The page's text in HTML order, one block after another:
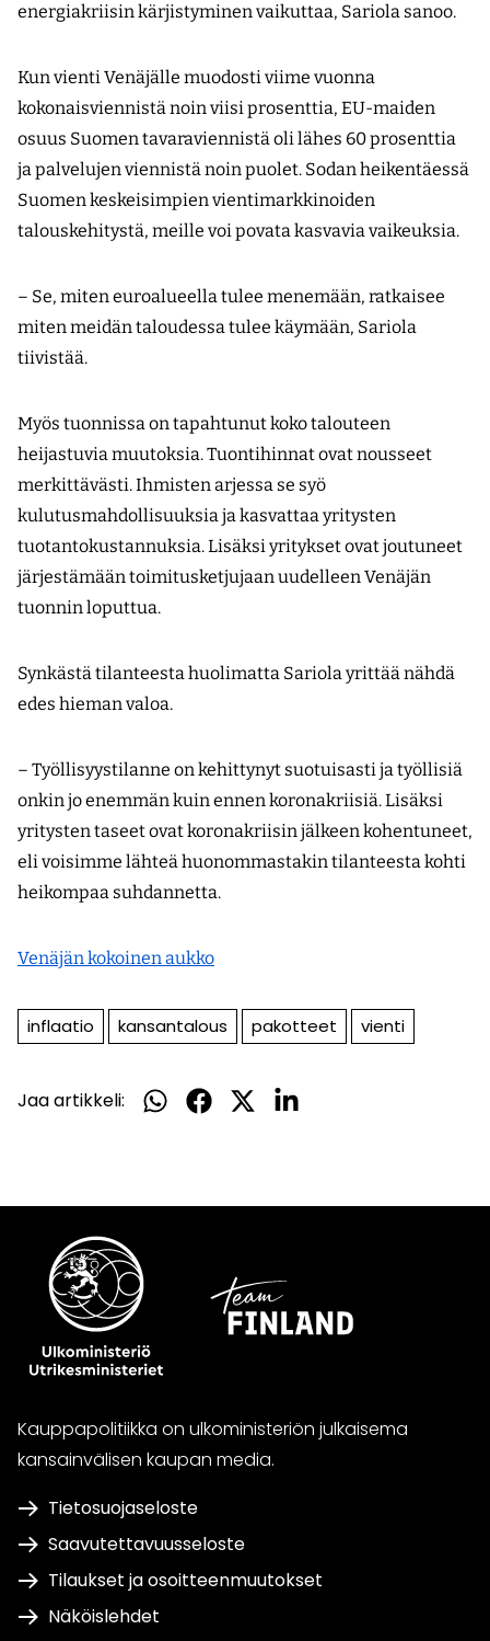
energiakriisin kärjistyminen vaikuttaa, Sariola sanoo.
Kun vienti Venäjälle muodosti viime vuonna
kokonaisviennistä noin viisi prosenttia, EU-maiden
osuus Suomen tavaraviennistä oli lähes 60 prosenttia
ja palvelujen viennistä noin puolet. Sodan heikentäessä
Suomen keskeisimpien vientimarkkinoiden
talouskehitystä, meille voi povata kasvavia vaikeuksia.
– Se, miten euroalueella tulee menemään, ratkaisee
miten meidän taloudessa tulee käymään, Sariola
tiivistää.
Myös tuonnissa on tapahtunut koko talouteen
heijastuvia muutoksia. Tuontihinnat ovat nousseet
merkittävästi. Ihmisten arjessa se syö
kulutusmahdollisuuksia ja kasvattaa yritysten
tuotantokustannuksia. Lisäksi yritykset ovat joutuneet
järjestämään toimitusketjujaan uudelleen Venäjän
tuonnin loputtua.
Synkästä tilanteesta huolimatta Sariola yrittää nähdä
edes hieman valoa.
– Työllisyystilanne on kehittynyt suotuisasti ja työllisiä
onkin jo enemmän kuin ennen koronakriisiä. Lisäksi
yritysten taseet ovat koronakriisin jälkeen kohentuneet,
eli voisimme lähteä huonommastakin tilanteesta kohti
heikompaa suhdannetta.
Venäjän kokoinen aukko
inflaatio kansantalous pakotteet vienti
Jaa artikkeli:
Jaa
Jaa
Jaa
Jaa
Kauppapolitiikka on ulkoministeriön julkaisema
kansainvälisen kaupan media.
Tietosuojaseloste
Saavutettavuusseloste
Tilaukset ja osoitteenmuutokset
Näköislehdet